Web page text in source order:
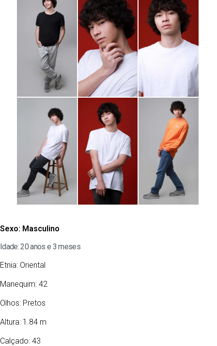
Sexo: Masculino
Idade: 20 anos e 3 meses
Etnia: Oriental
Manequim: 42
Olhos: Pretos
Altura: 1.84 m
Calçado: 43